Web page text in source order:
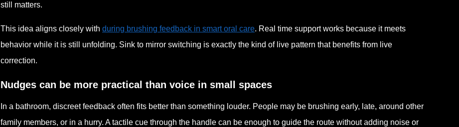
still matters.
This idea aligns closely with during brushing feedback in smart oral care. Real time support works because it meets
behavior while it is still unfolding. Sink to mirror switching is exactly the kind of live pattern that benefits from live
correction.
Nudges can be more practical than voice in small spaces
In a bathroom, discreet feedback often fits better than something louder. People may be brushing early, late, around other
family members, or in a hurry. A tactile cue through the handle can be enough to guide the route without adding noise or